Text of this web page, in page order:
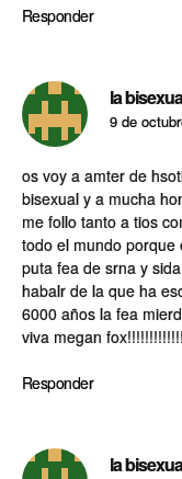
Responder
la
9 de
os voy a amter de
bisexual y a mucha
me follo tanto a tios
todo el mundo porque
puta fea de srna y
habalr de la que ha
6000 años la fea
viva megan
Responder
la